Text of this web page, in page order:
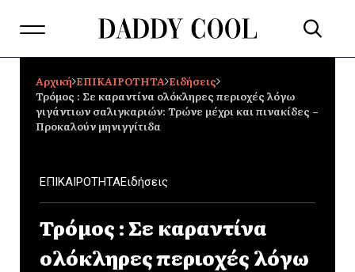
Αρχική ΕΠΙΚΑΙΡΟΤΗΤΑ Ειδήσεις
Τρόμος : Σε καραντίνα ολόκληρες περιοχές λόγω
γιγάντιων σαλιγκαριών: Τρώνε μέχρι και πινακίδες –
Προκαλούν μηνιγγίτιδα
ΕΠΙΚΑΙΡΟΤΗΤΑΕιδήσεις
Τρόμος : Σε καραντίνα
ολόκληρες περιοχές λόγω